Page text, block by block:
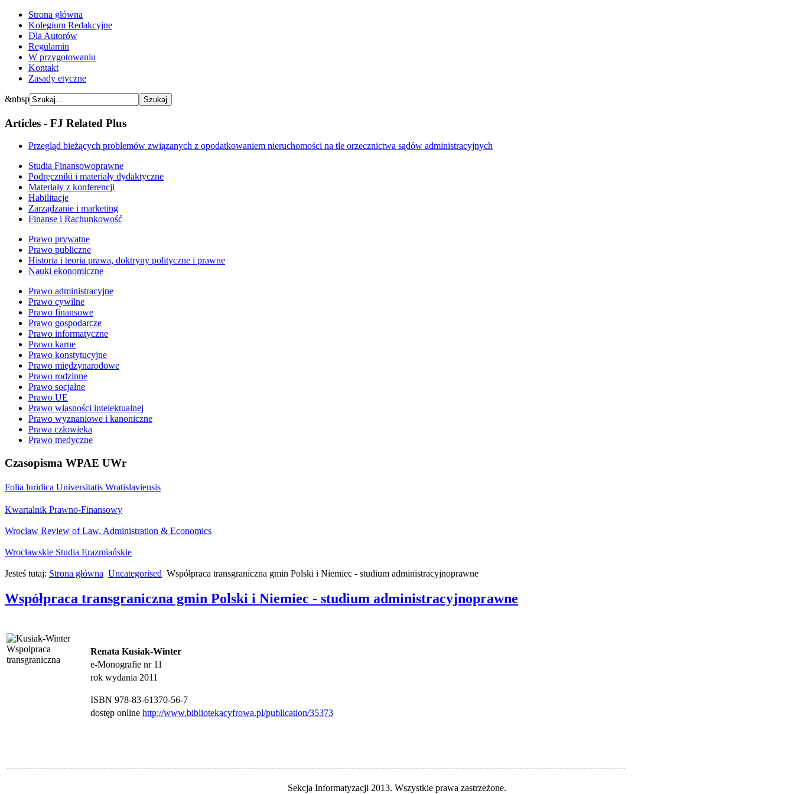
Strona główna
Kolegium Redakcyjne
Dla Autorów
Regulamin
W przygotowaniu
Kontakt
Zasady etyczne
&nbsp
Articles - FJ Related Plus
Przegląd bieżących problemów związanych z opodatkowaniem nieruchomości na tle orzecznictwa sądów administracyjnych
Studia Finansowoprawne
Podręczniki i materiały dydaktyczne
Materiały z konferencji
Habilitacje
Zarządzanie i marketing
Finanse i Rachunkowość
Prawo prywatne
Prawo publiczne
Historia i teoria prawa, doktryny polityczne i prawne
Nauki ekonomiczne
Prawo administracyjne
Prawo cywilne
Prawo finansowe
Prawo gospodarcze
Prawo informatyczne
Prawo karne
Prawo konstytucyjne
Prawo międzynarodowe
Prawo rodzinne
Prawo socjalne
Prawo UE
Prawo własności intelektualnej
Prawo wyznaniowe i kanoniczne
Prawa człowieka
Prawo medyczne
Czasopisma WPAE UWr
Folia luridica Universitatis Wratislaviensis
Kwartalnik Prawno-Finansowy
Wroclaw Review of Law, Administration & Economics
Wrocławskie Studia Erazmiańskie
Jesteś tutaj: Strona główna Uncategorised Współpraca transgraniczna gmin Polski i Niemiec - studium administracyjnoprawne
Współpraca transgraniczna gmin Polski i Niemiec - studium administracyjnoprawne
Renata Kusiak-Winter
e-Monografie nr 11
rok wydania 2011
ISBN 978-83-61370-56-7
dostęp online http://www.bibliotekacyfrowa.pl/publication/35373
......................................................................................................................................................................................................................................................................
Sekcja Informatyzacji 2013. Wszystkie prawa zastrzeżone.